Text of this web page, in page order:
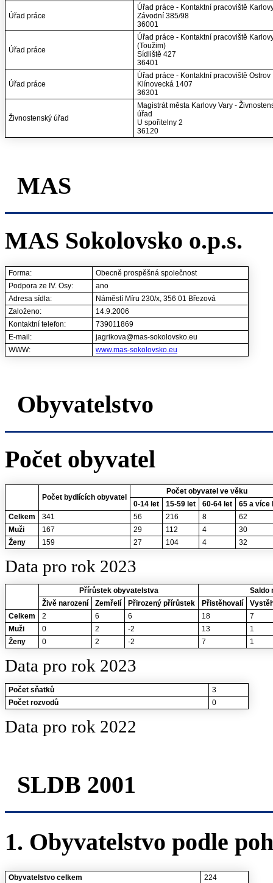
Úřad práce
Úřad práce - Kontaktní pracoviště
Závodní 385/98
36001
Úřad práce
Úřad práce - Kontaktní pracoviště
(Toužim)
Sídliště 427
36401
Úřad práce
Úřad práce - Kontaktní pracoviště Ostrov
Klínovecká 1407
36301
Živnostenský úřad
Magistrát města Karlovy Vary -
úřad
U spořitelny 2
36120
MAS
MAS Sokolovsko o.p.s.
Forma:
Obecně prospěšná společnost
Podpora ze IV. Osy:
ano
Adresa sídla:
Náměstí Míru 230/x, 356 01 Březová
Založeno:
14.9.2006
Kontaktní telefon:
739011869
E-mail:
jagrikova@mas-sokolovsko.eu
WWW:
www.mas-sokolovsko.eu
Obyvatelstvo
Počet obyvatel
Počet bydlících obyvatel
Počet obyvatel ve věku
0-14 let
15-59 let 60-64 let
65 a více
Celkem
341 56 216 8
62
Muži
167 29 112 4
30
Ženy
159 27 104 4 32
Data pro rok 2023
Přírůstek obyvatelstva
Saldo
Živě narození
Zemřelí Přirozený přírůstek Přistěhovalí
Celkem
2 6 6 18
7
Muži
0 2 -2 13
1
Ženy
0 2 -2 7 1
Data pro rok 2023
Počet sňatků
3
Počet rozvodů
0
Data pro rok 2022
SLDB 2001
1. Obyvatelstvo podle
Obyvatelstvo celkem 224